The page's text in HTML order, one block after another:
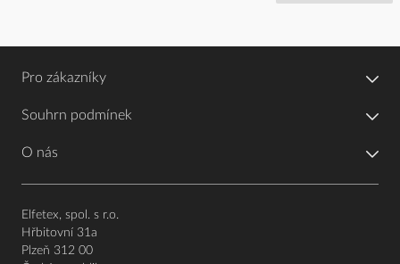
Pro zákazníky
Souhrn podmínek
O nás
Elfetex, spol. s r.o.
Hřbitovní 31a
Plzeň 312 00